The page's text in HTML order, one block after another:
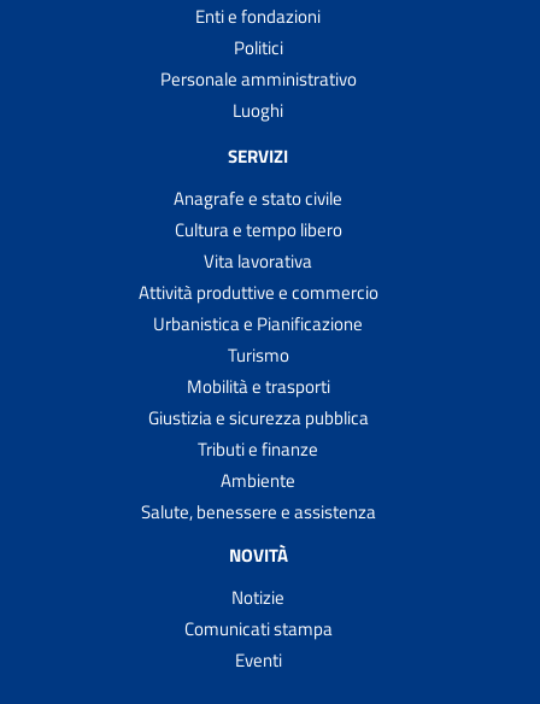
Enti e fondazioni
Politici
Personale amministrativo
Luoghi
SERVIZI
Anagrafe e stato civile
Cultura e tempo libero
Vita lavorativa
Attività produttive e commercio
Urbanistica e Pianificazione
Turismo
Mobilità e trasporti
Giustizia e sicurezza pubblica
Tributi e finanze
Ambiente
Salute, benessere e assistenza
NOVITÀ
Notizie
Comunicati stampa
Eventi